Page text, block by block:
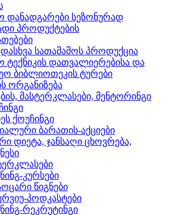
დანადგარები სეზონურად
პროდუქტების
სათამაშოს პროდუქცია
ტექნიკის დათვალიერებისა და
ბიბლიოთეკის ტურები
ორგანიზება
მასტერკლასები, მენტორინგი
ქოუჩინგი
ბარათის-აქციები
დიეტა, ჯანსაღი ცხოვრება,
კურსები
წიგნები
პოდკასტები
რეკრუტინგი